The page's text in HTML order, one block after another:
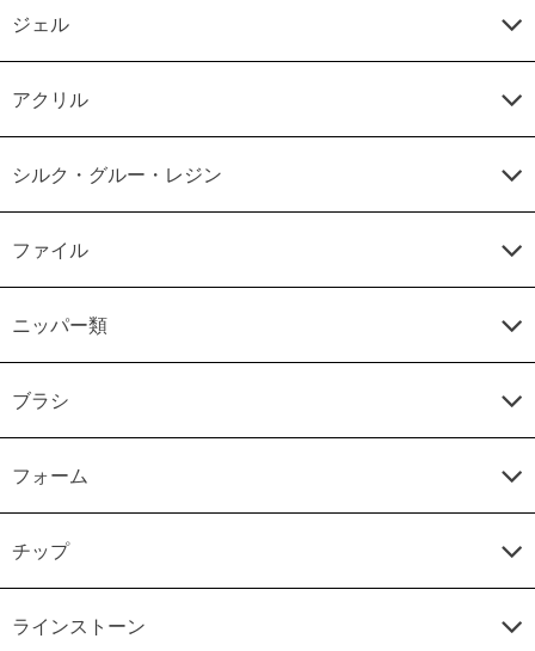
ジェル
アクリル
シルク・グルー・レジン
ファイル
ニッパー類
ブラシ
フォーム
チップ
ラインストーン